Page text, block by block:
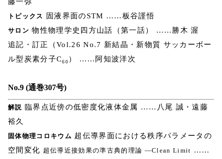
トピックス 固液界面のSTM ……板谷謹悟
サロン 物性物理学史四方山話（第一話） ……勝木 渥
追記・訂正（Vol.26 No.7 新結晶・新物質 サッカーボー
ル型炭素分子C60 ） ……阿知波洋次
No.9 (通巻307号)
解説 臨界点近傍の低密度化液体金属 ……八尾 誠・遠藤
裕久
固体物理コロキウム 超伝導界面における秩序パラメータの
空間変化 超伝導近接効果の準古典的理論 ―Clean Limit ……